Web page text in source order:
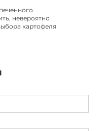
невероятно
картофеля